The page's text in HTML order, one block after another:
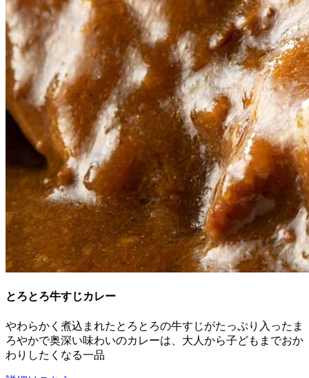
とろとろ牛すじカレー
やわらかく煮込まれたとろとろの牛すじがたっぷり入ったま
ろやかで奥深い味わいのカレーは、大人から子どもまでおか
わりしたくなる一品